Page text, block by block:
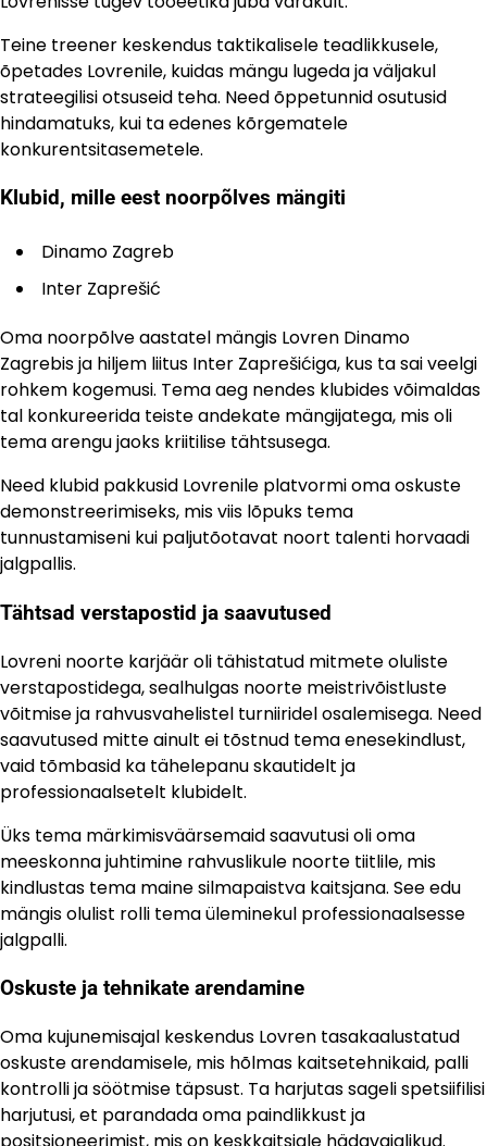
Teine treener keskendus taktikalisele teadlikkusele,
õpetades Lovrenile, kuidas mängu lugeda ja väljakul
strateegilisi otsuseid teha. Need õppetunnid osutusid
hindamatuks, kui ta edenes kõrgematele
konkurentsitasemetele.
Klubid, mille eest noorpõlves mängiti
Dinamo Zagreb
Inter Zaprešić
Oma noorpõlve aastatel mängis Lovren Dinamo
Zagrebis ja hiljem liitus Inter Zaprešićiga, kus ta sai veelgi
rohkem kogemusi. Tema aeg nendes klubides võimaldas
tal konkureerida teiste andekate mängijatega, mis oli
tema arengu jaoks kriitilise tähtsusega.
Need klubid pakkusid Lovrenile platvormi oma oskuste
demonstreerimiseks, mis viis lõpuks tema
tunnustamiseni kui paljutõotavat noort talenti horvaadi
jalgpallis.
Tähtsad verstapostid ja saavutused
Lovreni noorte karjäär oli tähistatud mitmete oluliste
verstapostidega, sealhulgas noorte meistrivõistluste
võitmise ja rahvusvahelistel turniiridel osalemisega. Need
saavutused mitte ainult ei tõstnud tema enesekindlust,
vaid tõmbasid ka tähelepanu skautidelt ja
professionaalsetelt klubidelt.
Üks tema märkimisväärsemaid saavutusi oli oma
meeskonna juhtimine rahvuslikule noorte tiitlile, mis
kindlustas tema maine silmapaistva kaitsjana. See edu
mängis olulist rolli tema üleminekul professionaalsesse
jalgpalli.
Oskuste ja tehnikate arendamine
Oma kujunemisajal keskendus Lovren tasakaalustatud
oskuste arendamisele, mis hõlmas kaitsetehnikaid, palli
kontrolli ja söötmise täpsust. Ta harjutas sageli spetsiifilisi
harjutusi, et parandada oma paindlikkust ja